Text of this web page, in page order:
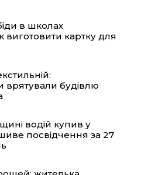
в школах
виготовити картку для
врятували будівлю
водій купив у
посвідчення за 27